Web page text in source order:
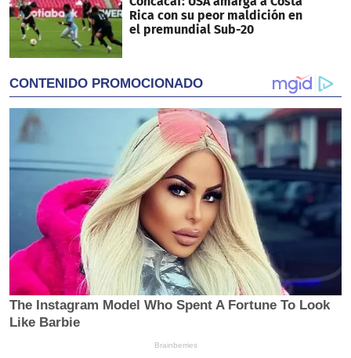
Rica con su peor maldición en
el premundial Sub-20